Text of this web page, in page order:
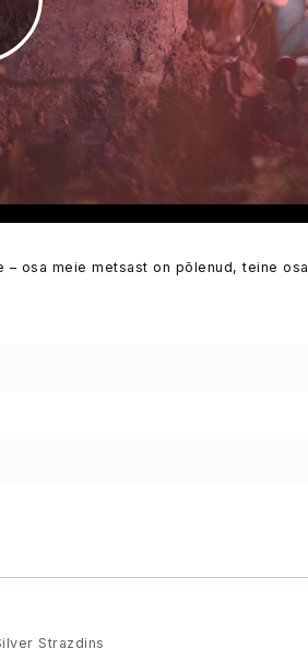
– osa meie metsast on põlenud, teine osa
Strazdins